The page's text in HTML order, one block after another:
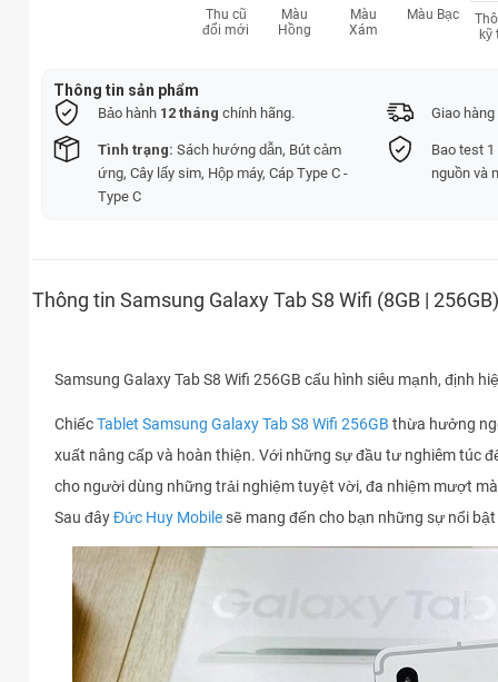
Thu cũ
đổi mới
Màu
Hồng
Màu
Xám
Màu Bạc
kỹ
Thông tin sản phẩm
Bảo hành12 tháng chính hãng. Giao hàng
Tình trạng: Sách hướng dẫn, Bút cảm
ứng, Cây lấy sim, Hộp máy, Cáp Type C -
Type C
Bao test
nguồn và
Thông tin Samsung Galaxy Tab S8 Wifi (8GB |
Samsung Galaxy Tab S8 Wifi 256GB cấu hình siêu mạnh, định
ChiếcTablet Samsung Galaxy Tab S8 Wifi 256GB thừa hưởng
xuất nâng cấp và hoàn thiện. Với những sự đầu tư nghiêm túc
cho người dùng những trải nghiệm tuyệt vời, đa nhiệm mượt
Sau đâyĐức Huy Mobilesẽ mang đến cho bạn những sự nổi bật